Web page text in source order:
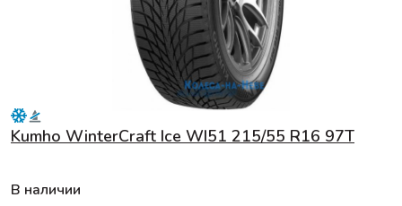
Kumho WinterCraft Ice WI51 215/55 R16 97T
В наличии